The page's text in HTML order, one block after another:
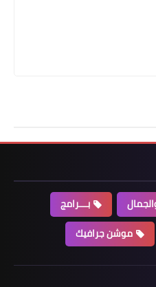
بـــرامج
موشن جرافيك